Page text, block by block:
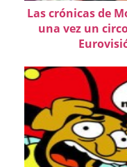
Las crónicas de
una vez un